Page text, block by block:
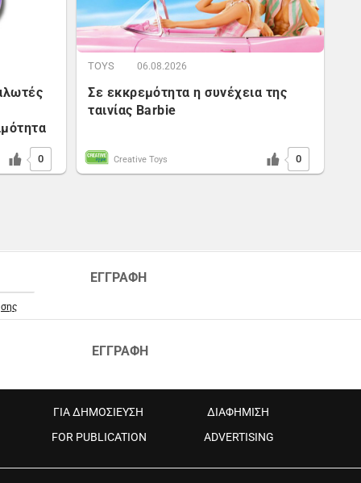
0
TOYS 06.08.2026
Σε εκκρεμότητα η συνέχεια της
ταινίας Barbie
Creative Toys 0
ΕΓΓΡΑΦΗ
ΕΓΓΡΑΦΗ
ΓΙΑ ΔΗΜΟΣΙΕΥΣΗ
ΔΙΑΦΗΜΙΣΗ
FOR PUBLICATION
ADVERTISING